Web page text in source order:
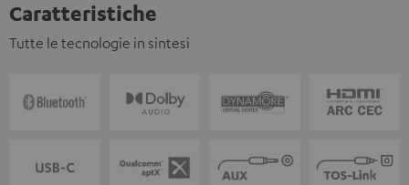
Caratteristiche
Tutte le tecnologie in sintesi